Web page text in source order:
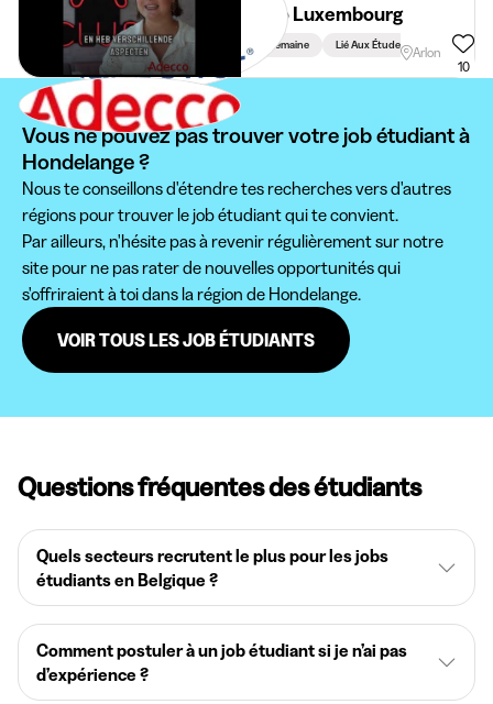
Regio Luxembourg
En Semaine Lié Aux Études Arlon
10
Vous ne pouvez pas trouver votre job étudiant à
Hondelange ?
Nous te conseillons d'étendre tes recherches vers d'autres
régions pour trouver le job étudiant qui te convient.
Par ailleurs, n'hésite pas à revenir régulièrement sur notre
site pour ne pas rater de nouvelles opportunités qui
s'offriraient à toi dans la région de Hondelange.
VOIR TOUS LES JOB ÉTUDIANTS
Questions fréquentes des étudiants
Quels secteurs recrutent le plus pour les jobs
étudiants en Belgique ?
Comment postuler à un job étudiant si je n’ai pas
d’expérience ?